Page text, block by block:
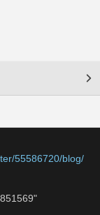
55586720/blog/